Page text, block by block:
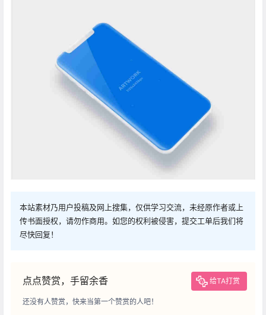
本站素材乃用户投稿及网上搜集，仅供学习交流，未经原作者或上
传书面授权，请勿作商用。如您的权利被侵害，提交工单后我们将
尽快回复！
点点赞赏，手留余香 给TA打赏
还没有人赞赏，快来当第一个赞赏的人吧！